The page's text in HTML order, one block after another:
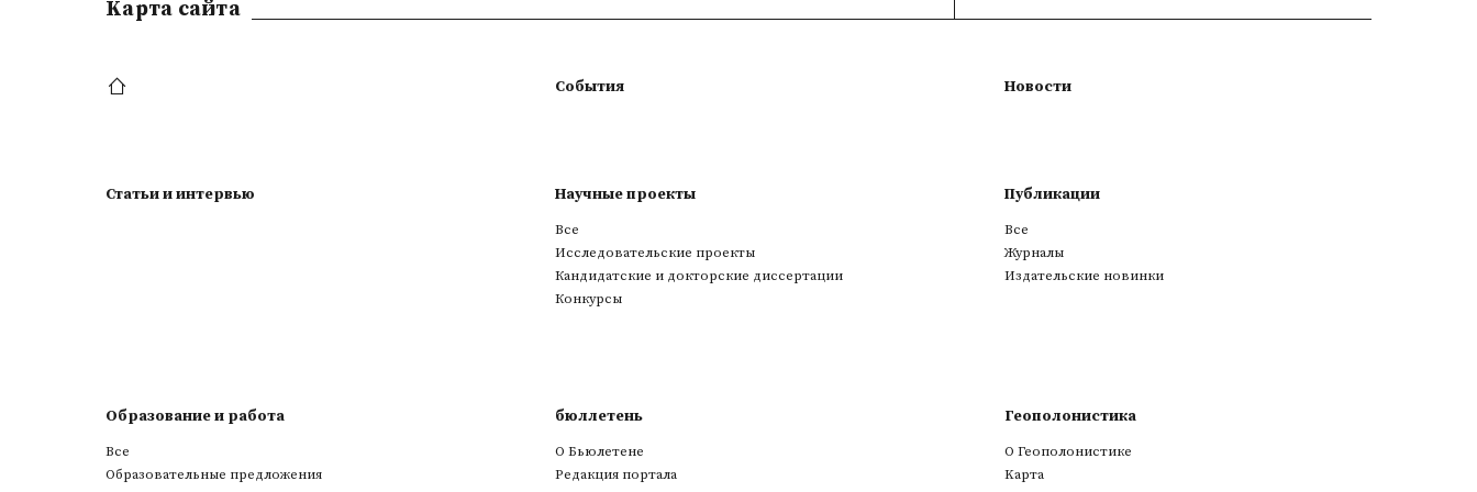
Kарта сайта
События Новости
Статьи и интервью Научные проекты
Все
Исследовательские проекты
Кандидатские и докторские диссертации
Конкурсы
Публикации
Все
Журналы
Издательские новинки
Образование и работа
Все
Образовательные предложения
бюллетень
О Бьюлетене
Редакция портала
Геополонистика
О Геополонистике
Kарта